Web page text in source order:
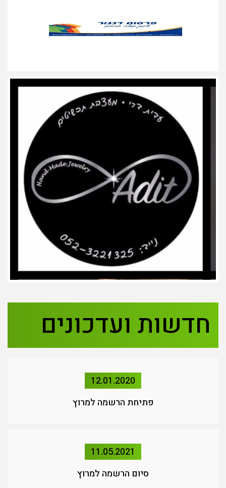
חדשות ועדכונים
12.01.2020
פתיחת הרשמה למרוץ
11.05.2021
סיום הרשמה למרוץ